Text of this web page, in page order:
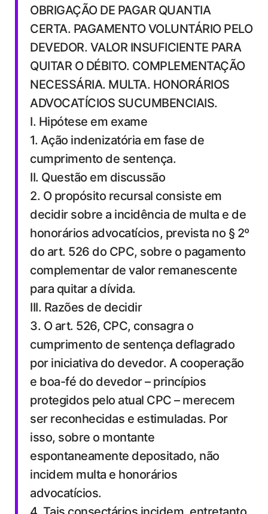
OBRIGAÇÃO DE PAGAR QUANTIA
CERTA. PAGAMENTO VOLUNTÁRIO PELO
DEVEDOR. VALOR INSUFICIENTE PARA
QUITAR O DÉBITO. COMPLEMENTAÇÃO
NECESSÁRIA. MULTA. HONORÁRIOS
ADVOCATÍCIOS SUCUMBENCIAIS.
I. Hipótese em exame
1. Ação indenizatória em fase de
cumprimento de sentença.
II. Questão em discussão
2. O propósito recursal consiste em
decidir sobre a incidência de multa e de
honorários advocatícios, prevista no § 2º
do art. 526 do CPC, sobre o pagamento
complementar de valor remanescente
para quitar a dívida.
III. Razões de decidir
3. O art. 526, CPC, consagra o
cumprimento de sentença deflagrado
por iniciativa do devedor. A cooperação
e boa-fé do devedor – princípios
protegidos pelo atual CPC – merecem
ser reconhecidas e estimuladas. Por
isso, sobre o montante
espontaneamente depositado, não
incidem multa e honorários
advocatícios.